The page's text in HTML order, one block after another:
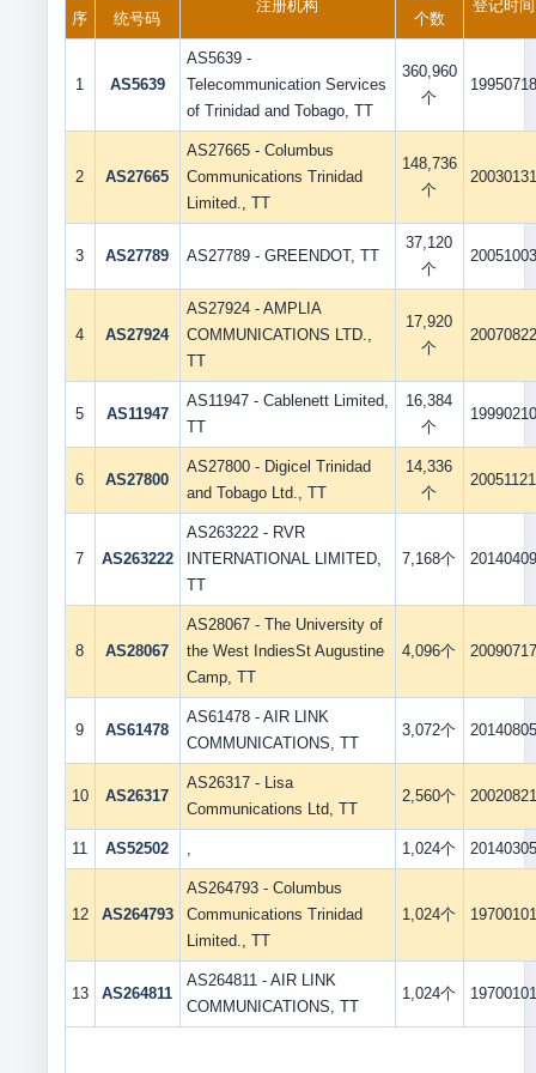
序
统号码
注册机构
个数
登记时间
1 AS5639
AS5639 -
Telecommunication Services
of Trinidad and Tobago, TT
360,960
个
19950718
2 AS27665
AS27665 - Columbus
Communications Trinidad
Limited., TT
148,736
个
20030131
3 AS27789 AS27789 - GREENDOT, TT
37,120
个
20051003
4 AS27924
AS27924 - AMPLIA
COMMUNICATIONS LTD.,
TT
17,920
个
20070822
5 AS11947
AS11947 - Cablenett Limited,
TT
16,384
个
19990210
6 AS27800
AS27800 - Digicel Trinidad
and Tobago Ltd., TT
14,336
个
20051121
7 AS263222
AS263222 - RVR
INTERNATIONAL LIMITED,
TT
7,168个 20140409
8 AS28067
AS28067 - The University of
the West IndiesSt Augustine
Camp, TT
4,096个 20090717
9 AS61478
AS61478 - AIR LINK
COMMUNICATIONS, TT
3,072个 20140805
10 AS26317
AS26317 - Lisa
Communications Ltd, TT
2,560个 20020821
11 AS52502 , 1,024个 20140305
12 AS264793
AS264793 - Columbus
Communications Trinidad
Limited., TT
1,024个 19700101
13 AS264811
AS264811 - AIR LINK
COMMUNICATIONS, TT
1,024个 19700101